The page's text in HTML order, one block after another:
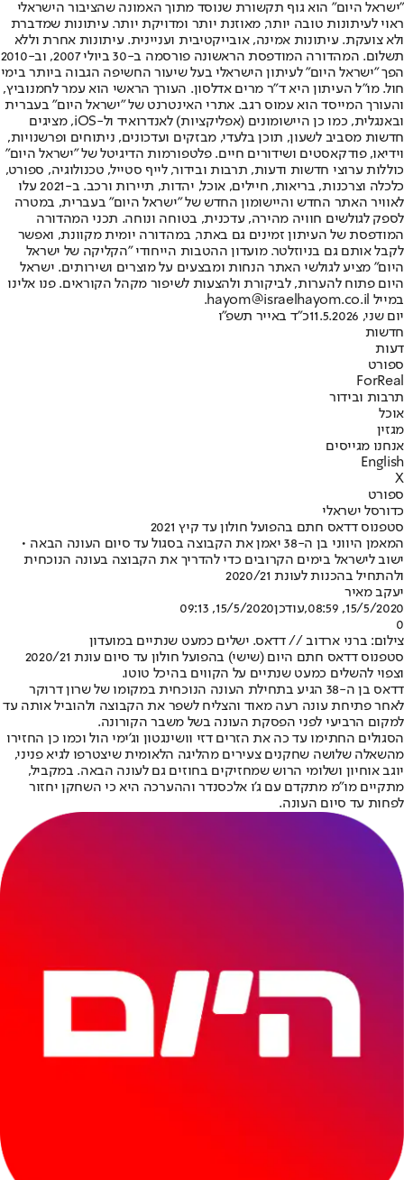
"ישראל היום" הוא גוף תקשורת שנוסד מתוך האמונה שהציבור הישראלי
ראוי לעיתונות טובה יותר, מאוזנת יותר ומדויקת יותר. עיתונות שמדברת
ולא צועקת. עיתונות אמינה, אובייקטיבית ועניינית. עיתונות אחרת וללא
תשלום. המהדורה המודפסת הראשונה פורסמה ב-30 ביולי 2007, וב-2010
הפך "ישראל היום" לעיתון הישראלי בעל שיעור החשיפה הגבוה ביותר בימי
חול. מו"ל העיתון היא ד"ר מרים אדלסון. העורך הראשי הוא עמר לחמנוביץ,
והעורך המייסד הוא עמוס רגב. אתרי האינטרנט של "ישראל היום" בעברית
ובאנגלית, כמו כן היישומונים (אפליקציות) לאנדרואיד ול-iOS, מציגים
חדשות מסביב לשעון, תוכן בלעדי, מבזקים ועדכונים, ניתוחים ופרשנויות,
וידיאו, פודקאסטים ושידורים חיים. פלטפורמות הדיגיטל של "ישראל היום"
כוללות ערוצי חדשות ודעות, תרבות ובידור, לייף סטייל, טכנולוגיה, ספורט,
כלכלה וצרכנות, בריאות, חיילים, אוכל, יהדות, תיירות ורכב. ב-2021 עלו
לאוויר האתר החדש והיישומון החדש של "ישראל היום" בעברית, במטרה
לספק לגולשים חוויה מהירה, עדכנית, בטוחה ונוחה. תכני המהדורה
המודפסת של העיתון זמינים גם באתר, במהדורה יומית מקוונת, ואפשר
לקבל אותם גם בניוזלטר. מועדון ההטבות הייחודי "הקליקה של ישראל
היום" מציע לגולשי האתר הנחות ומבצעים על מוצרים ושירותים. ישראל
היום פתוח להערות, לביקורת ולהצעות לשיפור מקהל הקוראים. פנו אלינו
במייל hayom@israelhayom.co.il.
יום שני, 11.5.2026
כ"ד באייר תשפ"ו
חדשות
דעות
ספורט
ForReal
תרבות ובידור
אוכל
מגזין
אנחנו מגייסים
English
X
ספורט
כדורסל ישראלי
סטפנוס דדאס חתם בהפועל חולון עד קיץ 2021
המאמן היווני בן ה-38 יאמן את הקבוצה בסגול עד סיום העונה הבאה •
ישוב לישראל בימים הקרובים כדי להדריך את הקבוצה בעונה הנוכחית
ולהתחיל בהכנות לעונת 2020/21
יעקב מאיר
15/5/2020, 08:59
,עודכן15/5/2020, 09:13
0
צילום: ברני ארדוב // דדאס. ישלים כמעט שנתיים במועדון
סטפנוס דדאס חתם היום (שישי) בהפועל חולון עד סיום עונת 2020/21
וצפוי להשלים כמעט שנתיים על הקווים בהיכל טוטו.
דדאס בן ה-38 הגיע בתחילת העונה הנוכחית במקומו של שרון דרוקר
לאחר פתיחת עונה רעה מאוד והצליח לשפר את הקבוצה ולהוביל אותה עד
למקום הרביעי לפני הפסקת העונה בשל משבר הקורונה.
הסגולים החתימו עד כה את הזרים דזי וושינגטון וג'ימי הול וכמו כן החזירו
מהשאלה שלושה שחקנים צעירים מהליגה הלאומית שיצטרפו לגיא פניני,
יוגב אוחיון ושלומי הרוש שמחזיקים בחוזים גם לעונה הבאה. במקביל,
מתקיים מו"מ מתקדם עם ג'ו אלכסנדר וההערכה היא כי השחקן יחזור
לפחות עד סיום העונה.